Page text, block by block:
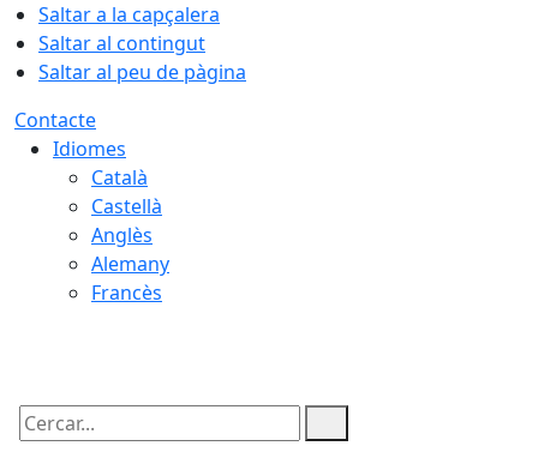
Saltar a la capçalera
Saltar al contingut
Saltar al peu de pàgina
Contacte
Idiomes
Català
Castellà
Anglès
Alemany
Francès
Cercar: